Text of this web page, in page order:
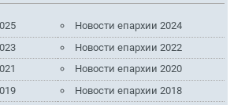
Новости епархии 2024
Новости епархии 2022
Новости епархии 2020
Новости епархии 2018